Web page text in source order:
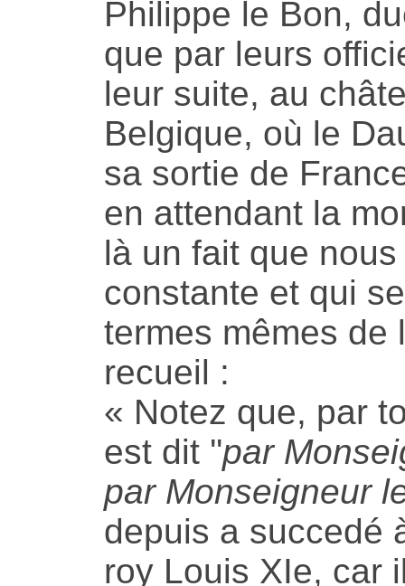
Philippe le Bon,
que par leurs
leur suite, au
Belgique, où le
sa sortie de
en attendant la
là un fait que
constante et qui
termes mêmes de
recueil :
« Notez que, par
est dit ''par
par Monseigneur
depuis a succedé
roy Louis XIe, car